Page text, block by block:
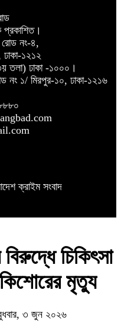
প্রকাশিত।
রোড নং-৪,
১২১২
তলা) ঢাকা -১০০০।
নং ১/ মিরপুর-১০, ঢাকা-১২১৬
ক্রাইম সংবাদ
চিকিৎসা
মৃত্যু
৩ জুন ২০২৬